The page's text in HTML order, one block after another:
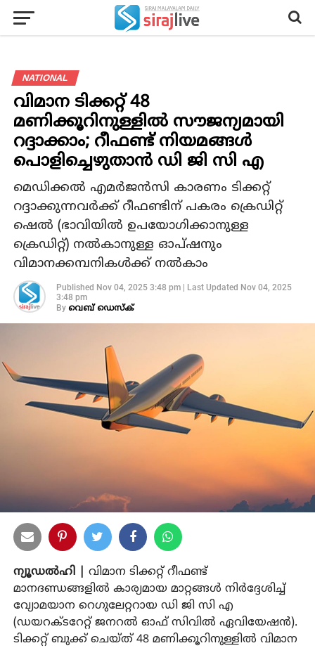
NATIONAL
വിമാന ടിക്കറ്റ് 48
മണിക്കൂറിനുള്ളിൽ സൗജന്യമായി
റദ്ദാക്കാം; റീഫണ്ട് നിയമങ്ങൾ
പൊളിച്ചെഴുതാൻ ഡി ജി സി എ
മെഡിക്കൽ എമർജൻസി കാരണം ടിക്കറ്റ്
റദ്ദാക്കുന്നവർക്ക് റീഫണ്ടിന് പകരം ക്രെഡിറ്റ്
ഷെൽ (ഭാവിയിൽ ഉപയോഗിക്കാനുള്ള
ക്രെഡിറ്റ്) നൽകാനുള്ള ഓപ്ഷനും
വിമാനക്കമ്പനികൾക്ക് നൽകാം
Published Nov 04, 2025 3:48 pm| Last Updated Nov 04, 2025
3:48 pm
By വെബ് ഡെസ്‌ക്
ന്യൂഡൽഹി |
വിമാന ടിക്കറ്റ് റീഫണ്ട്
മാനദണ്ഡങ്ങളിൽ കാര്യമായ മാറ്റങ്ങൾ നിർദ്ദേശിച്ച്
വ്യോമയാന റെഗുലേറ്ററായ ഡി ജി സി എ
(ഡയറക്ടറേറ്റ് ജനറൽ ഓഫ് സിവിൽ ഏവിയേഷൻ).
ടിക്കറ്റ് ബുക്ക് ചെയ്ത് 48 മണിക്കൂറിനുള്ളിൽ വിമാന